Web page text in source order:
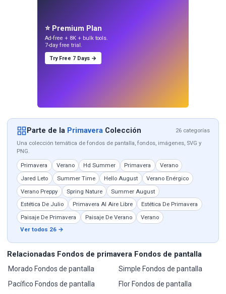
⭐ Premium Plan
Ad-free + 8K + bulk tools.
7-day free trial.
Try Free 7 Days →
Parte de la PrimaveraColección
26 categorías
Una colección temática de fondos de pantalla, fondos, imágenes, SVG y
PNG.
Primavera Verano Hd Summer Primavera
Verano
Jared Leto
Summer Time Hello August
Verano Enérgico
Verano Preppy
Spring Nature
Summer August
Estética De Julio
Primavera Al Aire Libre
Estética De Primavera
Paisaje De Primavera
Paisaje De Verano
Verano
Ver todos 26 →
Relacionadas Fondos de primavera Fondos de pantalla
Morado Fondos de pantalla
Pacífico Fondos de pantalla
Simple Fondos de pantalla
Flor Fondos de pantalla